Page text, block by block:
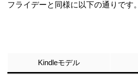
フライデーと同様に以下の通りです。
Kindleモデル